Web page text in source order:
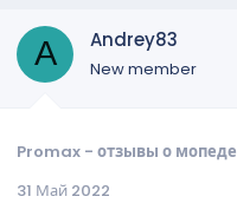
A Andrey83
New member
Promax - отзывы о мопеде
31 Май 2022